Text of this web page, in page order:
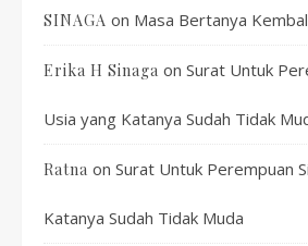
SINAGA on Masa Bertanya
Erika H Sinaga on Surat Untuk
Usia yang Katanya Sudah Tidak
Ratna on Surat Untuk Perempuan
Katanya Sudah Tidak Muda